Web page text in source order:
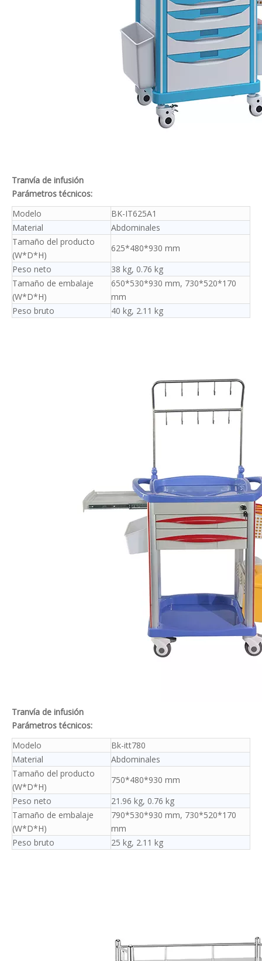
Tranvía de infusión
Parámetros técnicos:
Modelo
BK-IT625A1
Material
Abdominales
Tamaño del producto
(W*D*H)
625*480*930 mm
Peso neto
38 kg, 0.76 kg
Tamaño de embalaje
(W*D*H)
650*530*930 mm, 730*520*170
mm
Peso bruto
40 kg, 2.11 kg
Tranvía de infusión
Parámetros técnicos:
Modelo
Bk-itt780
Material
Abdominales
Tamaño del producto
(W*D*H)
750*480*930 mm
Peso neto
21.96 kg, 0.76 kg
Tamaño de embalaje
(W*D*H)
790*530*930 mm, 730*520*170
mm
Peso bruto
25 kg, 2.11 kg